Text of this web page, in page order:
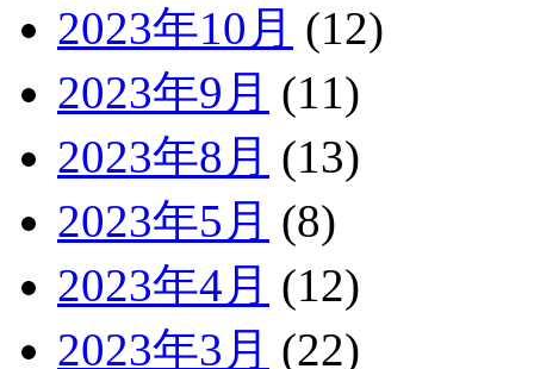
2023年10月 (12)
2023年9月 (11)
2023年8月 (13)
2023年5月 (8)
2023年4月 (12)
2023年3月 (22)